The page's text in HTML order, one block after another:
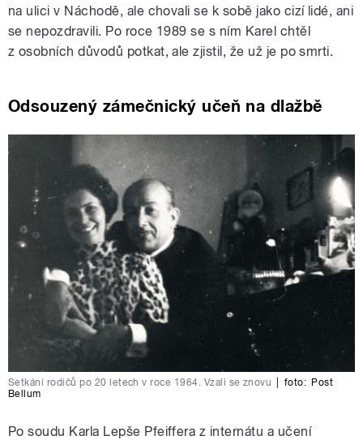
na ulici v Náchodě, ale chovali se k sobě jako cizí lidé, ani
se nepozdravili. Po roce 1989 se s ním Karel chtěl
z osobních důvodů potkat, ale zjistil, že už je po smrti.
Odsouzený zámečnický učeň na dlažbě
Setkání rodičů po 20 letech v roce 1964. Vzali se znovu foto: Post
Bellum
Po soudu Karla Lepše Pfeiffera z internátu a učení